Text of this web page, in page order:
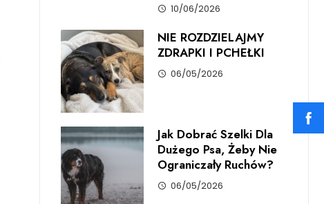
10/06/2026
NIE ROZDZIELAJMY
ZDRAPKI I PCHEŁKI
06/05/2026
Jak Dobrać Szelki Dla
Dużego Psa, Żeby Nie
Ograniczały Ruchów?
06/05/2026